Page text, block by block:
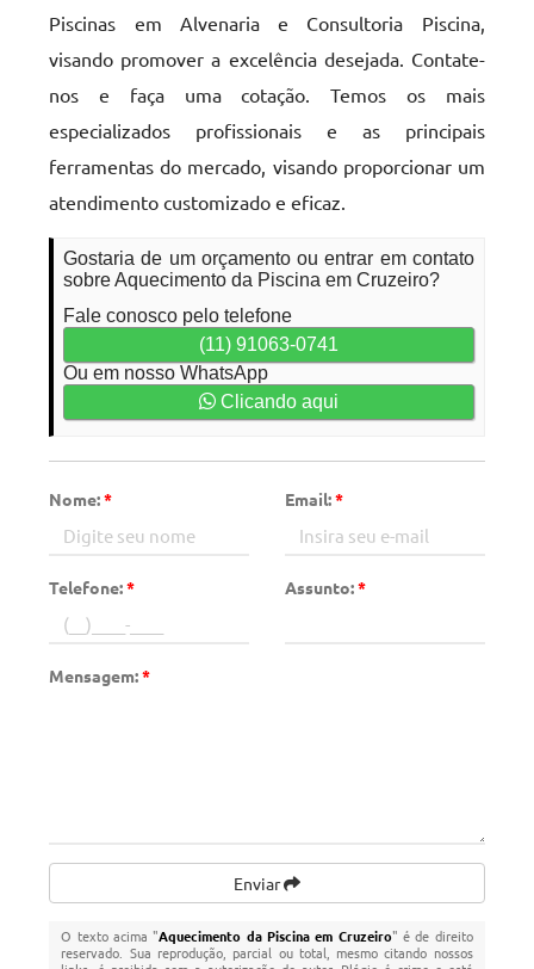
Piscinas em Alvenaria e Consultoria Piscina,
visando promover a excelência desejada. Contate-
nos e faça uma cotação. Temos os mais
especializados profissionais e as principais
ferramentas do mercado, visando proporcionar um
atendimento customizado e eficaz.
Gostaria de um orçamento ou entrar em contato
sobre Aquecimento da Piscina em Cruzeiro?
Fale conosco pelo telefone
(11) 91063-0741
Ou em nosso WhatsApp
Clicando aqui
Nome:* Email:*
Telefone:* Assunto:*
Mensagem:*
Enviar
O texto acima "Aquecimento da Piscina em Cruzeiro" é de direito
reservado. Sua reprodução, parcial ou total, mesmo citando nossos